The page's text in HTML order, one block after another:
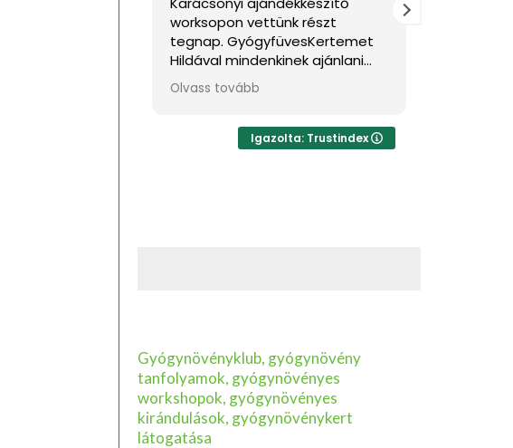
worksopon vettünk részt
tegnap. GyógyfüvesKertemet
Hildával mindenkinek ajánlani
tudom, ha feltöltődésre,
egyben tudásra vágyik kellemes
Sok hasznos információval
Igazolta: Trustindex
Gyógynövényklub, gyógynövény
tanfolyamok, gyógynövényes
workshopok, gyógynövényes
kirándulások, gyógynövénykert
látogatása